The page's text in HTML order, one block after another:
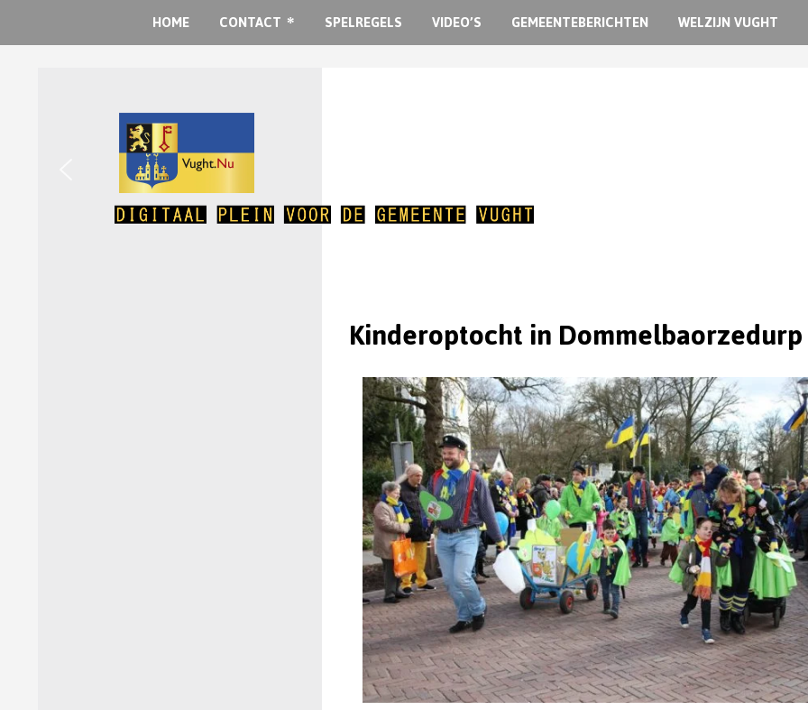
HOME CONTACT SPELREGELS VIDEO’S GEMEENTEBERICHTEN WELZIJN VUGHT
Kinderoptocht in Dommelbaorzedurp